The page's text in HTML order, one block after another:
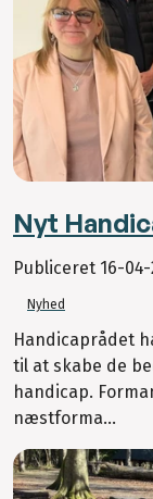
Nyt
Publiceret 16-
Nyhed
Handicaprådet
til at skabe de
handicap.
næstforma...